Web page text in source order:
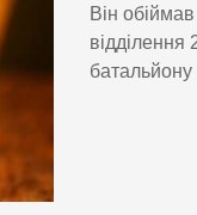
Він
відділення